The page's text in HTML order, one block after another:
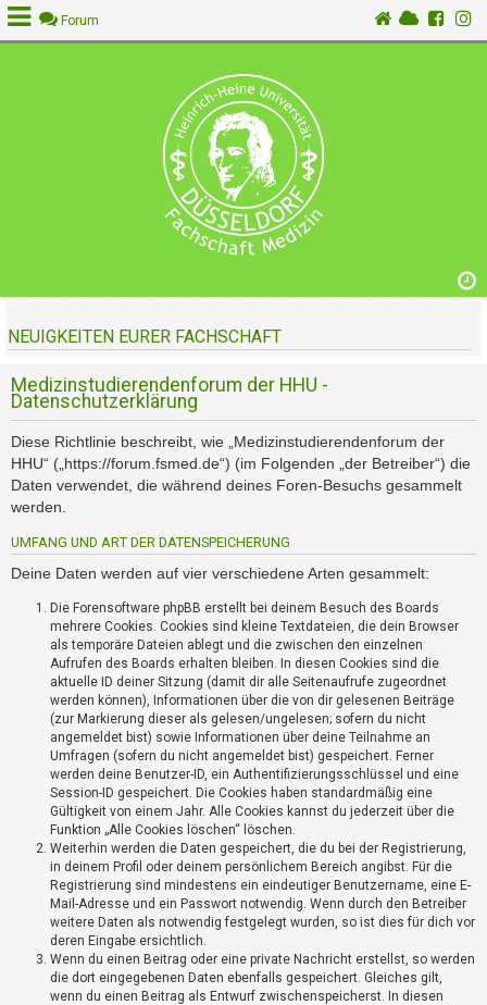
R
g
i
s
t
r
i
e
e
n
Forum
NEUIGKEITEN EURER FACHSCHAFT
Medizinstudierendenforum der HHU -
Datenschutzerklärung
Diese Richtlinie beschreibt, wie „Medizinstudierendenforum der
HHU“ („https://forum.fsmed.de“) (im Folgenden „der Betreiber“) die
Daten verwendet, die während deines Foren-Besuchs gesammelt
werden.
UMFANG UND ART DER DATENSPEICHERUNG
Deine Daten werden auf vier verschiedene Arten gesammelt:
Die Forensoftware phpBB erstellt bei deinem Besuch des Boards
mehrere Cookies. Cookies sind kleine Textdateien, die dein Browser
als temporäre Dateien ablegt und die zwischen den einzelnen
Aufrufen des Boards erhalten bleiben. In diesen Cookies sind die
aktuelle ID deiner Sitzung (damit dir alle Seitenaufrufe zugeordnet
werden können), Informationen über die von dir gelesenen Beiträge
(zur Markierung dieser als gelesen/ungelesen; sofern du nicht
angemeldet bist) sowie Informationen über deine Teilnahme an
Umfragen (sofern du nicht angemeldet bist) gespeichert. Ferner
werden deine Benutzer-ID, ein Authentifizierungsschlüssel und eine
Session-ID gespeichert. Die Cookies haben standardmäßig eine
Gültigkeit von einem Jahr. Alle Cookies kannst du jederzeit über die
Funktion „Alle Cookies löschen“ löschen.
Weiterhin werden die Daten gespeichert, die du bei der Registrierung,
in deinem Profil oder deinem persönlichem Bereich angibst. Für die
Registrierung sind mindestens ein eindeutiger Benutzername, eine E-
Mail-Adresse und ein Passwort notwendig. Wenn durch den Betreiber
weitere Daten als notwendig festgelegt wurden, so ist dies für dich vor
deren Eingabe ersichtlich.
Wenn du einen Beitrag oder eine private Nachricht erstellst, so werden
die dort eingegebenen Daten ebenfalls gespeichert. Gleiches gilt,
wenn du einen Beitrag als Entwurf zwischenspeicherst. In diesen